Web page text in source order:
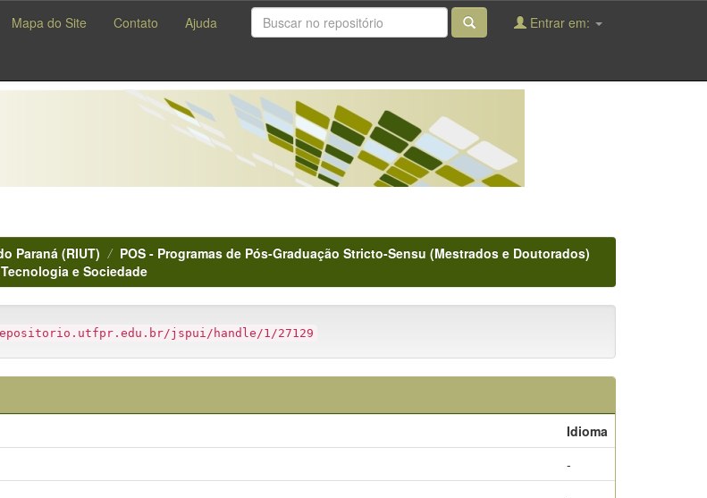
Mapa do Site Contato Ajuda Entrar em:
Paraná (RIUT)
POS - Programas de Pós-Graduação Stricto-Sensu (Mestrados e Doutorados)
e Sociedade
jspui/handle/1/27129
Idioma
-